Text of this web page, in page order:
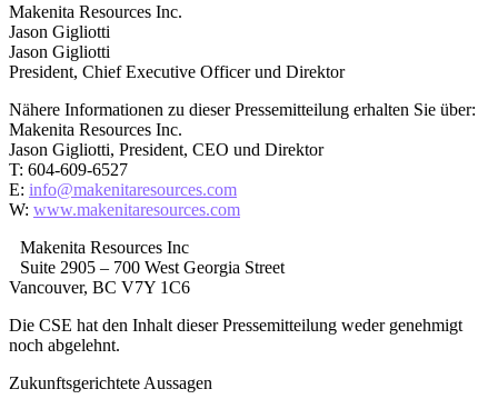
Makenita Resources Inc.
Jason Gigliotti
Jason Gigliotti
President, Chief Executive Officer und Direktor
Nähere Informationen zu dieser Pressemitteilung erhalten Sie über:
Makenita Resources Inc.
Jason Gigliotti, President, CEO und Direktor
T: 604-609-6527
E: info@makenitaresources.com
W: www.makenitaresources.com
Makenita Resources Inc
Suite 2905 – 700 West Georgia Street
Vancouver, BC V7Y 1C6
Die CSE hat den Inhalt dieser Pressemitteilung weder genehmigt
noch abgelehnt.
Zukunftsgerichtete Aussagen